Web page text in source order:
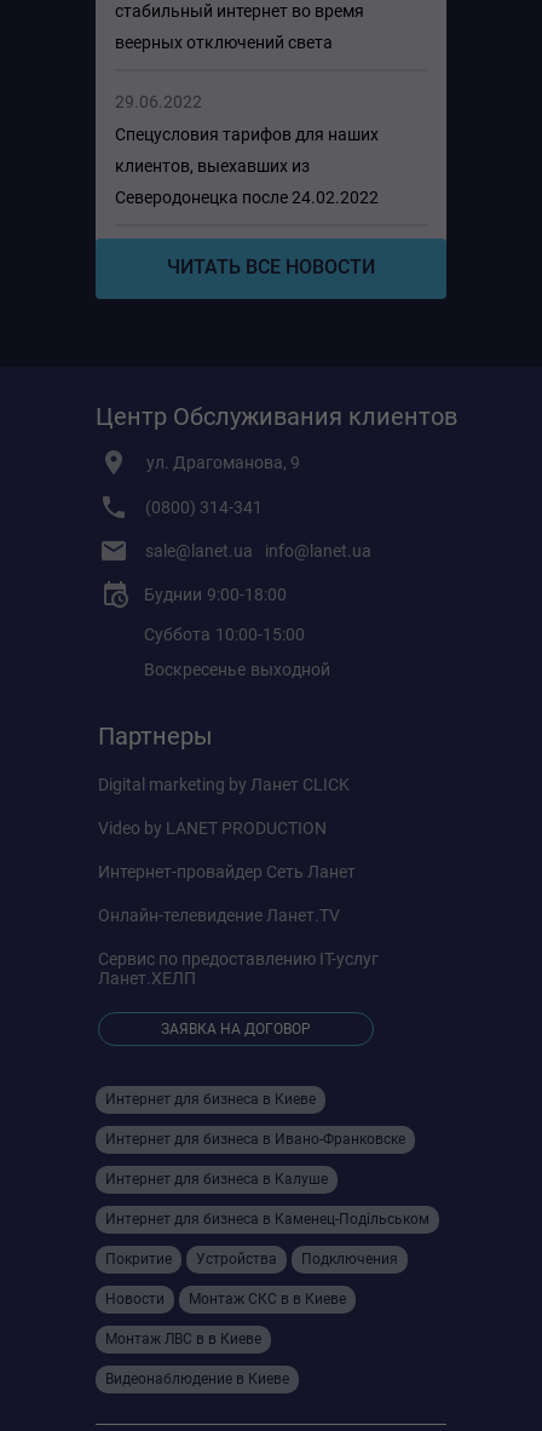
стабильный интернет во время
веерных отключений света
29.06.2022
Спецусловия тарифов для наших
клиентов, выехавших из
Северодонецка после 24.02.2022
ЧИТАТЬ ВСЕ НОВОСТИ
Интернет для бизнеса в Киеве
Интернет для бизнеса в Ивано-Франковске
Интернет для бизнеса в Калуше
Интернет для бизнеса в Камeнец-Подільськом
Покритие Устройства Подключения
Новости Монтаж СКС в в Киеве
Монтаж ЛВС в в Киеве
Видеонаблюдение в Киеве
Центр Обслуживания клиентов
ул. Драгоманова, 9
(0800) 314-341
sale@lanet.ua info@lanet.ua
Буднии 9:00-18:00
Суббота 10:00-15:00
Воскресенье выходной
Партнеры
Digital marketing by Ланет CLICK
Video by LANET PRODUCTION
Интернет-провайдер Сеть Ланет
Онлайн-телевидение Ланет.TV
Сервис по предоставлению IT-услуг
Ланет.ХЕЛП
ЗАЯВКА НА ДОГОВОР